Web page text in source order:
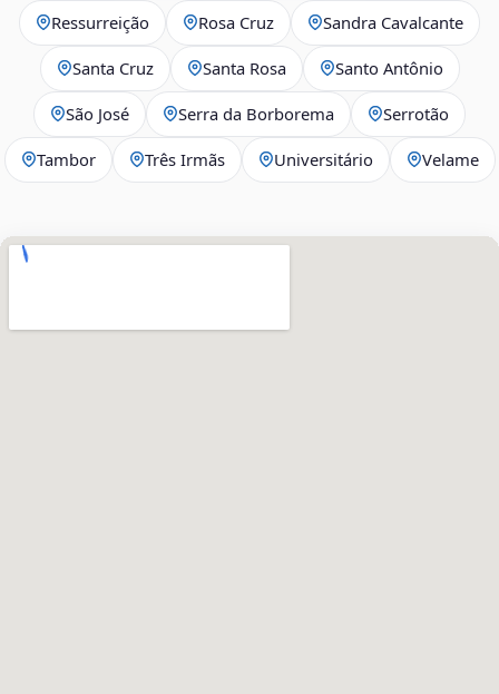
Ressurreição Rosa Cruz Sandra Cavalcante
Santa Cruz Santa Rosa Santo Antônio
São José Serra da Borborema Serrotão
Tambor Três Irmãs Universitário Velame